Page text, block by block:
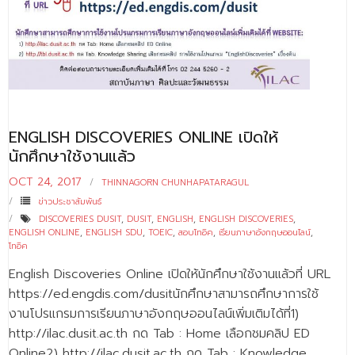
- ทุน/สมัครงาน/ศึกษาต่อ
วารสารคณะ
- การจัดการความรู้ (KM Scitech)
- โครงการบริหารจัดการพื้นที่ 10 ไร่ ด้านหลังโรงสีข้าว
สวนดุสิต จังหวัดปราจีนบุรี
- โครงการส่งเสริมการปลูกกล้วยเล็บมือนางฯ
- ผลงาน/รางวัล
- SDU Zero Waste
- งานวิจัย/นวัตกรรม
ENGLISH DISCOVERIES ONLINE เปิดให้
นักศึกษาใช้งานแล้ว
OCT 24, 2017
THINNAGORN CHUNHAPATARAGUL
ข่าวประชาสัมพันธ์
DISCOVERIES DUSIT, DUSIT, ENGLISH, ENGLISH DISCOVERIES,
ENGLISH ONLINE, ENGLISH SDU, TOEIC, สอบโทอิค, เรียนภาษาอังกฤษออนไลน์,
โทอิค
English Discoveries Online เปิดให้นักศึกษาใช้งานแล้วที่ URL
https://ed.engdis.com/dusitนักศึกษาสามารถศึกษาการใช้
งานโปรแกรมการเรียนภาษาอังกฤษออนไลน์เพิ่มเติมได้ที่1)
http://ilac.dusit.ac.th กด Tab : Home เลือกชมคลิป ED